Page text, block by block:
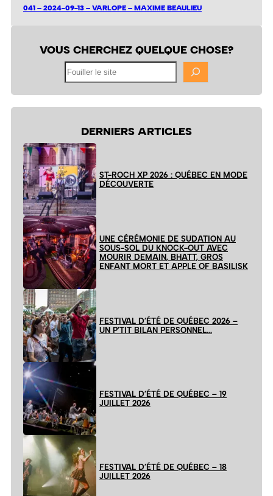
041 – 2024-09-13 – VARLOPE – MAXIME BEAULIEU
VOUS CHERCHEZ QUELQUE CHOSE?
DERNIERS ARTICLES
ST-ROCH XP 2026 : QUÉBEC EN MODE
DÉCOUVERTE
UNE CÉRÉMONIE DE SUDATION AU
SOUS-SOL DU KNOCK-OUT AVEC
MOURIR DEMAIN, BHATT, GROS
ENFANT MORT ET APPLE OF BASILISK
FESTIVAL D’ÉTÉ DE QUÉBEC 2026 –
UN P’TIT BILAN PERSONNEL…
FESTIVAL D’ÉTÉ DE QUÉBEC – 19
JUILLET 2026
FESTIVAL D’ÉTÉ DE QUÉBEC – 18
JUILLET 2026